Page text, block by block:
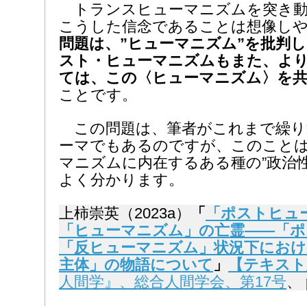
トランスヒューマニズムを突き
こうした信念であることは想像し
問題は、”ヒューマニズム”を批判
スト・ヒューマニズムもまた、よ
ては、この〈ヒューマニズム〉を
ことです。
この問題は、筆者がこれまで繰
ーマでもあるのですが、このこと
マニズムに内在するある種の”政治
よく分かります。
上柿崇英（2023a）
「
「ポストヒ
「ヒューマニズム」の亡霊――「
「反ヒューマニズム」状況下にお
主体」の物語について 」
【テキス
人間学』、総合人間学会、第17号、